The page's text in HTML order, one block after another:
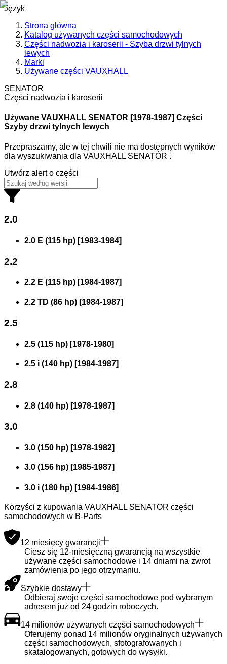
Język
Strona główna
Katalog używanych części samochodowych
Części nadwozia i karoserii - Szyba drzwi tylnych
lewych
Marki
Używane części VAUXHALL
SENATOR
Części nadwozia i karoserii
Używane VAUXHALL SENATOR [1978-1987] Części
Szyby drzwi tylnych lewych
Przepraszamy, ale w tej chwili nie ma dostępnych wyników
dla wyszukiwania dla VAUXHALL SENATOR .
Utwórz alert o części
2.0
2.0 E (115 hp) [1983-1984]
2.2
2.2 E (115 hp) [1984-1987]
2.2 TD (86 hp) [1984-1987]
2.5
2.5 (115 hp) [1978-1980]
2.5 i (140 hp) [1984-1987]
2.8
2.8 (140 hp) [1978-1987]
3.0
3.0 (150 hp) [1978-1982]
3.0 (156 hp) [1985-1987]
3.0 i (180 hp) [1984-1986]
Korzyści z kupowania VAUXHALL SENATOR części
samochodowych w B-Parts
12 miesięcy gwarancji
Ciesz się 12-miesięczną gwarancją na wszystkie
używane części samochodowe i 14 dniami na zwrot
zamówienia po jego otrzymaniu.
Szybkie dostawy
Odbieraj swoje części samochodowe pod wybranym
adresem już od 24 godzin roboczych.
14 milionów używanych części samochodowych
Oferujemy ponad 14 milionów oryginalnych używanych
części samochodowych, sfotografowanych i
skatalogowanych, gotowych do wysyłki.